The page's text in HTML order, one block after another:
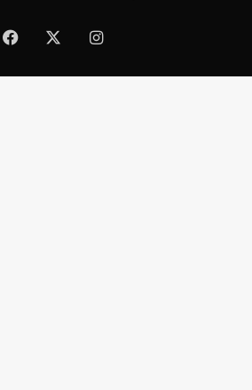
Facebook Instagram